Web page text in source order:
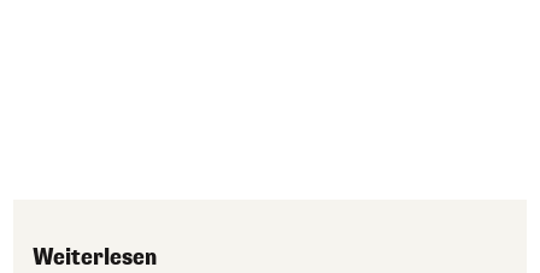
Weiterlesen